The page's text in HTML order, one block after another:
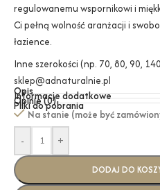
regulowanemu wspornikowi i
Ci pełną wolność aranżacji i
łazience.
Inne szerokości (np. 70, 80, 90,
sklep@adnaturalnie.pl
Opis
Informacje dodatkowe
Opinie (0)
Pliki do pobrania
Na stanie (może być
-
+
DODAJ DO